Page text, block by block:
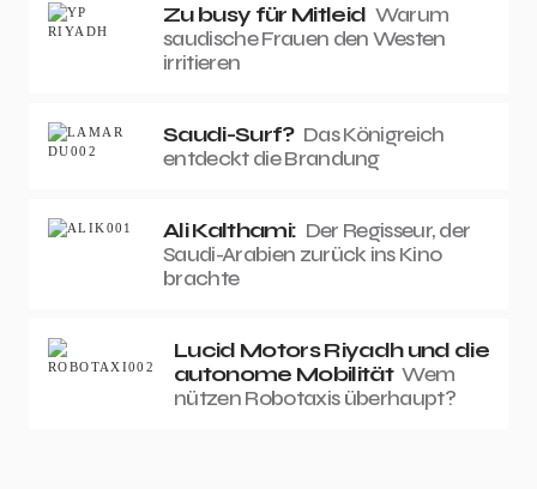
Zu busy für Mitleid Warum
saudische Frauen den Westen
irritieren
Saudi-Surf? Das Königreich
entdeckt die Brandung
Ali Kalthami: Der Regisseur, der
Saudi-Arabien zurück ins Kino
brachte
Lucid Motors Riyadh und die
autonome Mobilität Wem
nützen Robotaxis überhaupt?